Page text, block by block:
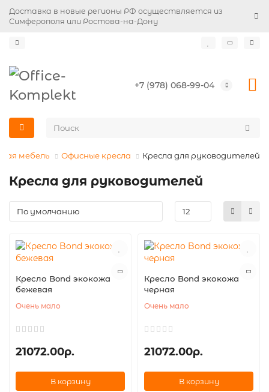
Доставка в новые регионы РФ осуществляется из
Симферополя или Ростова-на-Дону
+7 (978) 068-99-04
мебель Офисные кресла Кресла для руководителей
Кресла для руководителей
Кресло Bond экокожа
бежевая
Очень мало
21072.00р.
В корзину
Кресло Bond экокожа
черная
Очень мало
21072.00р.
В корзину